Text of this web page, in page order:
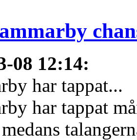
08 12:14:
har tappat...
har tappat